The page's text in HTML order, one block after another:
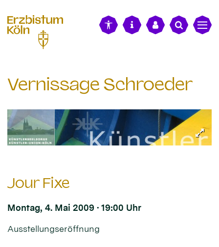
Vernissage Schroeder
Jour Fixe
Montag, 4. Mai 2009 · 19:00 Uhr
Ausstellungseröffnung